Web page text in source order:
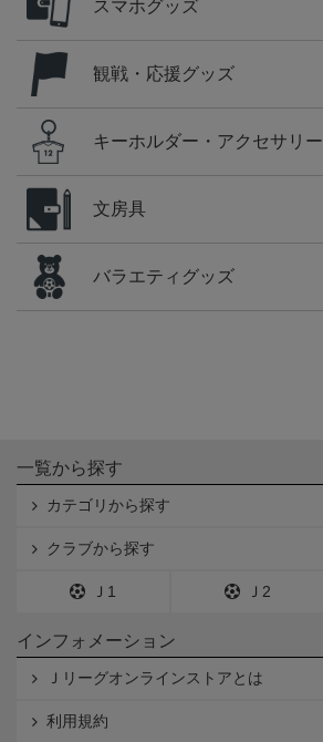
スマホグッズ
観戦・応援グッズ
キーホルダー・アクセサリー
文房具
バラエティグッズ
一覧から探す
カテゴリから探す
クラブから探す
Ｊ1 Ｊ2
インフォメーション
Ｊリーグオンラインストアとは
利用規約